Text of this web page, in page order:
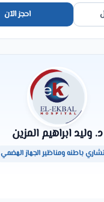
احجز الآن
د. وليد ابراهيم المزين
باطنه ومناظير الجهاز الهضمي